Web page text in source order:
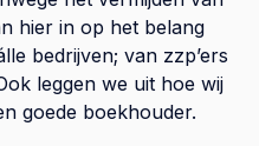
hier in op het belang
bedrijven; van zzp’ers
leggen we uit hoe wij
goede boekhouder.